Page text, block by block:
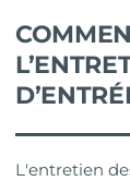
L'entretien